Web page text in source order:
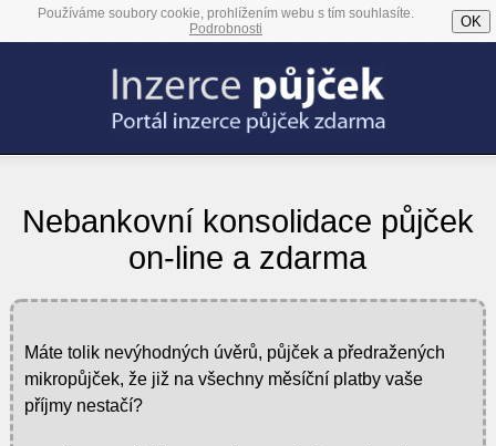
Používáme soubory cookie, prohlížením webu s tím souhlasíte.
Podrobnosti
OK
Nebankovní konsolidace půjček
on-line a zdarma
Máte tolik nevýhodných úvěrů, půjček a předražených
mikropůjček, že již na všechny měsíční platby vaše
příjmy nestačí?